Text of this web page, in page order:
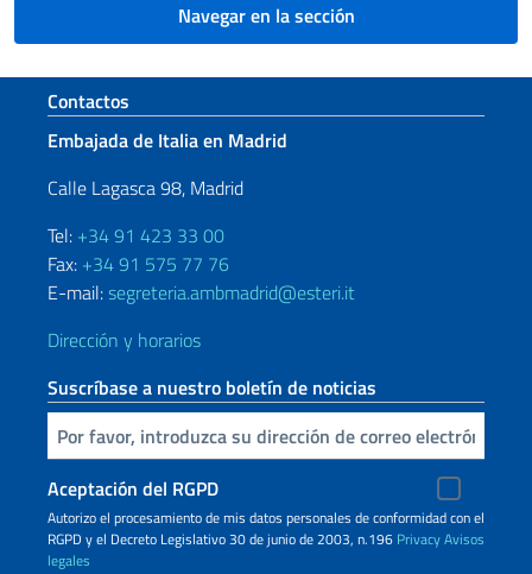
Navegar en la sección
Sezione footer
Contactos
Embajada de Italia en Madrid
Calle Lagasca 98, Madrid
Tel: +34 91 423 33 00
Fax: +34 91 575 77 76
E-mail:segreteria.ambmadrid@esteri.it
Dirección y horarios
Suscríbase a nuestro boletín de noticias
Inserta tu correo electronico
Aceptación del RGPD
Autorizo ​​el procesamiento de mis datos personales de conformidad con el
RGPD y el Decreto Legislativo 30 de junio de 2003, n.196 PrivacyAvisos
legales